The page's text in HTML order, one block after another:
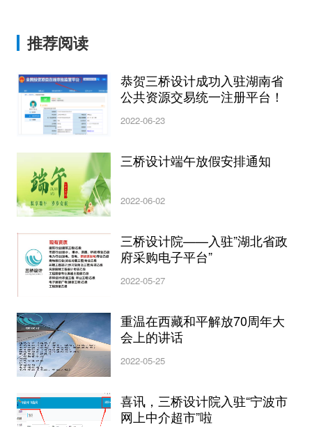
推荐阅读
恭贺三桥设计成功入驻湖南省
公共资源交易统一注册平台！
2022-06-23
三桥设计端午放假安排通知
2022-06-02
三桥设计院——入驻”湖北省政
府采购电子平台”
2022-05-27
重温在西藏和平解放70周年大
会上的讲话
2022-05-25
喜讯，三桥设计院入驻“宁波市
网上中介超市”啦